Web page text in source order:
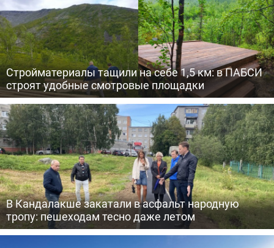
Стройматериалы тащили на себе 1,5 км: в ПАБСИ
строят удобные смотровые площадки
В Кандалакше закатали в асфальт народную
тропу: пешеходам тесно даже летом